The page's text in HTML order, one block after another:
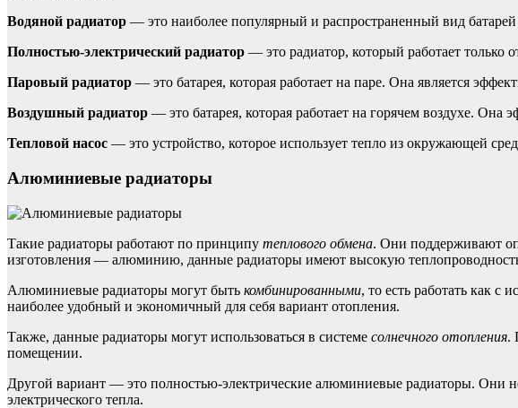
Водяной радиатор — это наиболее популярный и распространенный вид
Полностью-электрический радиатор — это радиатор, который работает только
Паровый радиатор — это батарея, которая работает на паре. Она является
Воздушный радиатор — это батарея, которая работает на горячем воздухе.
Тепловой насос — это устройство, которое использует тепло из окружающей
Алюминиевые радиаторы
Такие радиаторы работают по принципу теплового обмена. Они поддерживают
изготовления — алюминию, данные радиаторы имеют высокую
Алюминиевые радиаторы могут быть комбинированными, то есть работать как с
наиболее удобный и экономичный для себя вариант отопления.
Также, данные радиаторы могут использоваться в системе солнечного отопления.
помещении.
Другой вариант — это полностью-электрические алюминиевые радиаторы. Они
электрического тепла.